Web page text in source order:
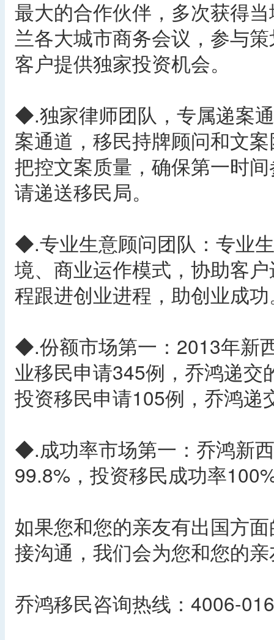
最大的合作伙伴，多次获得
兰各大城市商务会议，参与
客户提供独家投资机会。
◆.独家律师团队，专属递案
案通道，移民持牌顾问和文
把控文案质量，确保第一时
请递送移民局。
◆.专业生意顾问团队：专业
境、商业运作模式，协助客
程跟进创业进程，助创业成
◆.份额市场第一：2013年新
业移民申请345例，乔鸿递
投资移民申请105例，乔鸿递
◆.成功率市场第一：乔鸿新
99.8%，投资移民成功率
如果您和您的亲友有出国方
接沟通，我们会为您和您的
乔鸿移民咨询热线：4006-